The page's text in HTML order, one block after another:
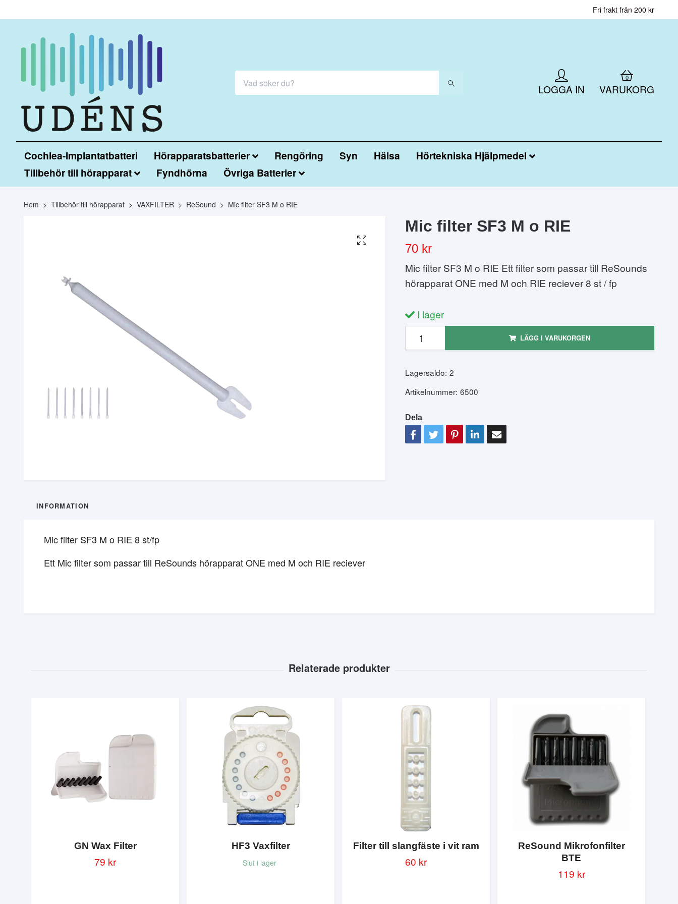
Fri frakt från 200 kr
LOGGA IN
0
VARUKORG
Cochlea-Implantatbatteri Hörapparatsbatterier Rengöring Syn Hälsa
Hörtekniska Hjälpmedel
Tillbehör till hörapparat
Fyndhörna Övriga Batterier
Hem Tillbehör till hörapparat VAXFILTER ReSound Mic filter SF3 M o RIE
Mic filter SF3 M o RIE
70 kr
Mic filter SF3 M o RIE Ett filter som passar till ReSounds
hörapparat ONE med M och RIE reciever 8 st / fp
I lager
LÄGG I VARUKORGEN
Lagersaldo: 2
Artikelnummer: 6500
Dela
INFORMATION
Mic filter SF3 M o RIE 8 st/fp
Ett Mic filter som passar till ReSounds hörapparat ONE med M och RIE reciever
GN Wax Filter
79 kr
HF3 Vaxfilter
Slut i lager
Filter till slangfäste i vit ram
60 kr
ReSound Mikrofonfilter
BTE
119 kr